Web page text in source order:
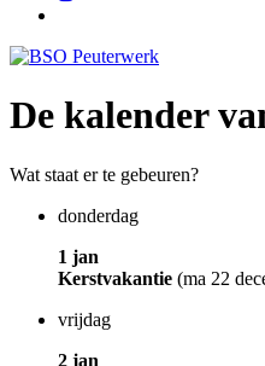
De kalender
Wat staat er te gebeuren?
donderdag
1 jan
Kerstvakantie (ma 22
vrijdag
2 jan